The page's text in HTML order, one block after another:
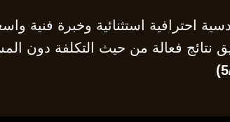
احترافية استثنائية وخبرة فنية
نتائج فعالة من حيث التكلفة دون